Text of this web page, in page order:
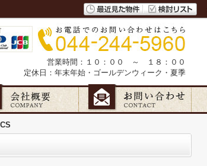
営業時間：１０：００ ～ １８：００
定休日：年末年始・ゴールデンウィーク・夏季
CS